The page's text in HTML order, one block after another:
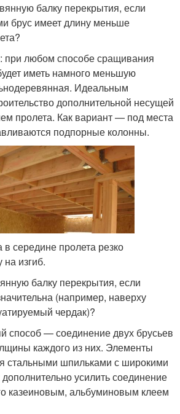
балку перекрытия, если
брус имеет длину меньше
при любом способе сращивания
иметь намного меньшую
Идеальным
дополнительной несущей
пролета. Как вариант — под места
подпорные колонны.
середине пролета резко
на изгиб.
балку перекрытия, если
(например, наверху
чердак)?
способ — соединение двух брусьев
каждого из них. Элементы
стальными шпильками с широкими
усилить соединение
казеиновым, альбуминовым клеем